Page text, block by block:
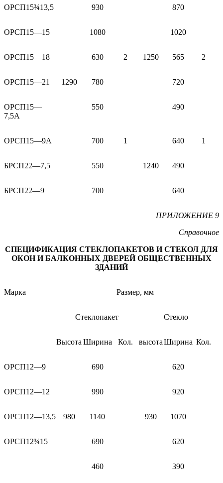
ОРСП15¾13,5 930 870
ОРСП15—15 1080 1020
ОРСП15—18 630 2 1250 565 2
ОРСП15—21 1290 780 720
ОРСП15—
7,5A
550 490
ОРСП15—9A 700 1 640 1
БРСП22—7,5 550 1240 490
БРСП22—9 700 640
ПРИЛОЖЕНИЕ 9
Справочное
СПЕЦИФИКАЦИЯ СТЕКЛОПАКЕТОВ И СТЕКОЛ ДЛЯ
ОКОН И БАЛКОННЫХ ДВЕРЕЙ ОБЩЕСТВЕННЫХ
ЗДАНИЙ
Марка Размер, мм
Стеклопакет Стекло
Высота Ширина Кол. высотаШирина Кол.
ОРСП12—9 690 620
ОРСП12—12 990 920
ОРСП12—13,5 980 1140 930 1070
ОРСП12¾15 690 620
460 390